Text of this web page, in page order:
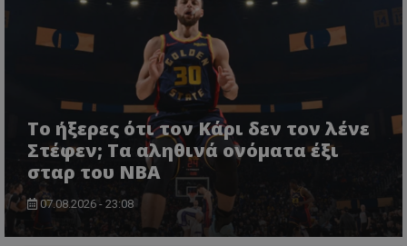
Το ήξερες ότι τον Κάρι δεν τον λένε
Στέφεν; Τα αληθινά ονόματα έξι
σταρ του NBA
07.08.2026 - 23:08